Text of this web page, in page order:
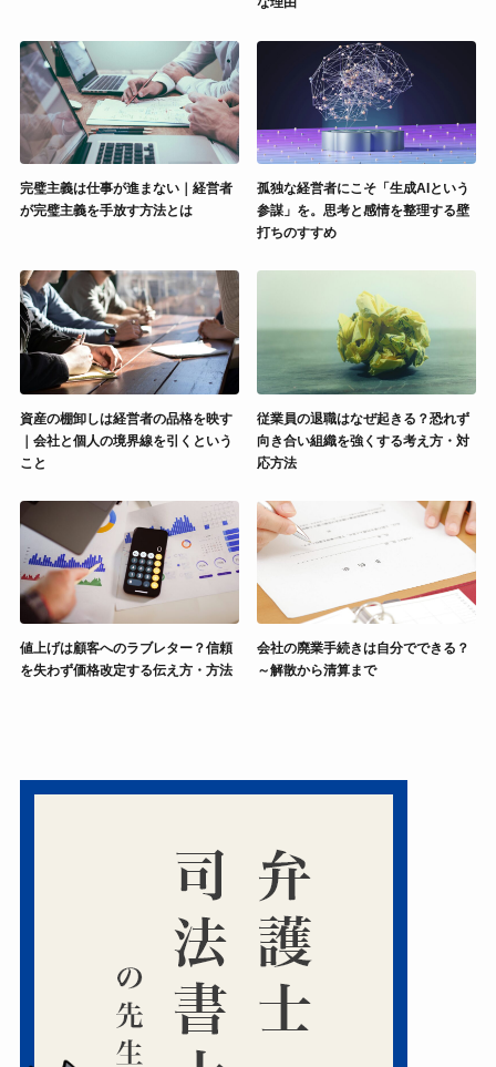
完璧主義は仕事が進まない｜経営者
が完璧主義を手放す方法とは
孤独な経営者にこそ「生成AIという
参謀」を。思考と感情を整理する壁
打ちのすすめ
資産の棚卸しは経営者の品格を映す
｜会社と個人の境界線を引くという
こと
従業員の退職はなぜ起きる？恐れず
向き合い組織を強くする考え方・対
応方法
値上げは顧客へのラブレター？信頼
を失わず価格改定する伝え方・方法
会社の廃業手続きは自分でできる？
～解散から清算まで